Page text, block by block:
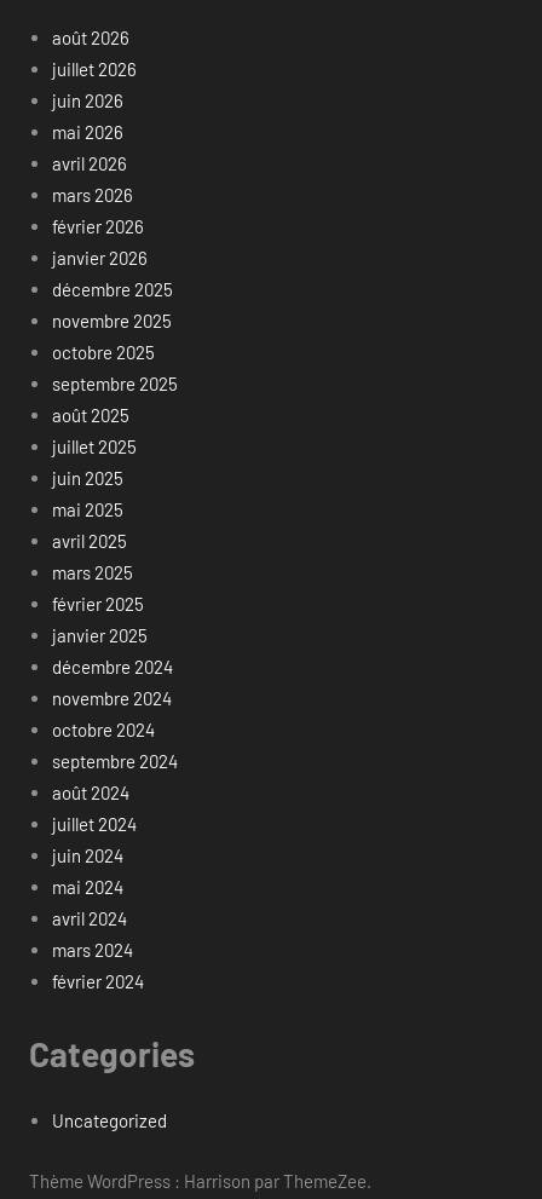
août 2026
juillet 2026
juin 2026
mai 2026
avril 2026
mars 2026
février 2026
janvier 2026
décembre 2025
novembre 2025
octobre 2025
septembre 2025
août 2025
juillet 2025
juin 2025
mai 2025
avril 2025
mars 2025
février 2025
janvier 2025
décembre 2024
novembre 2024
octobre 2024
septembre 2024
août 2024
juillet 2024
juin 2024
mai 2024
avril 2024
mars 2024
février 2024
Categories
Uncategorized
Thème WordPress : Harrison par ThemeZee.